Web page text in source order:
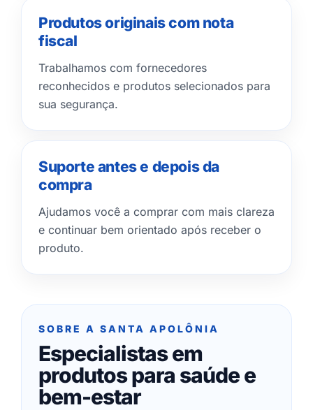
Produtos originais com nota
fiscal
Trabalhamos com fornecedores
reconhecidos e produtos selecionados para
sua segurança.
Suporte antes e depois da
compra
Ajudamos você a comprar com mais clareza
e continuar bem orientado após receber o
produto.
SOBRE A SANTA APOLÔNIA
Especialistas em
produtos para saúde e
bem-estar